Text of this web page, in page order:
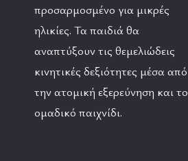
προσαρμοσμένο για μικρές
ηλικίες. Τα παιδιά θα
αναπτύξουν τις θεμελιώδεις
κινητικές δεξιότητες μέσα από
την ατομική εξερεύνηση και το
ομαδικό παιχνίδι.